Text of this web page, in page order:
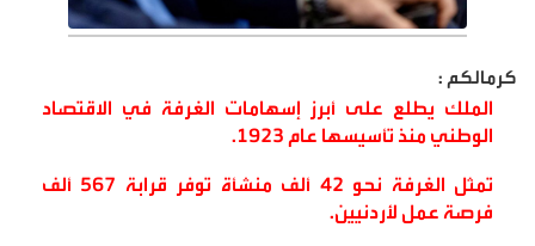
كرمالكم :
الملك يطلع على أبرز إسهامات الغرفة في الاقتصاد
الوطني منذ تأسيسها عام 1923
.
تمثل الغرفة نحو 42 ألف منشأة توفر قرابة 567 ألف
فرصة عمل لأردنيين.